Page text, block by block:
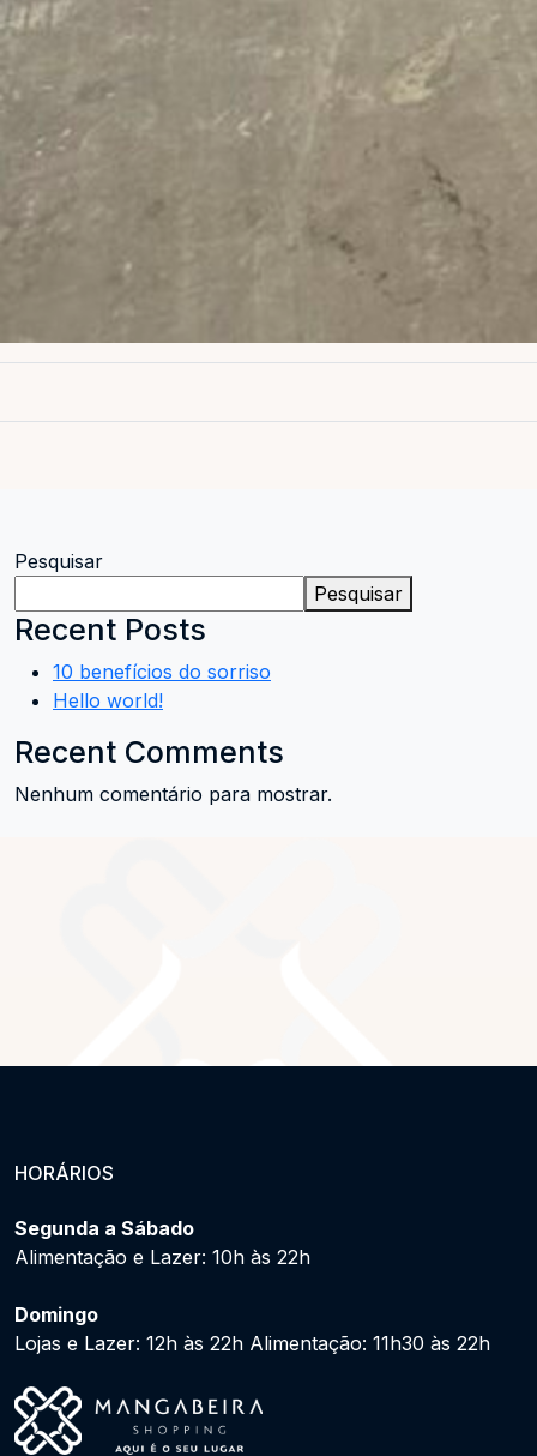
Pesquisar
Pesquisar
Recent Posts
10 benefícios do sorriso
Hello world!
Recent Comments
Nenhum comentário para mostrar.
HORÁRIOS
Segunda a Sábado
Alimentação e Lazer: 10h às 22h
Domingo
Lojas e Lazer: 12h às 22h Alimentação: 11h30 às 22h